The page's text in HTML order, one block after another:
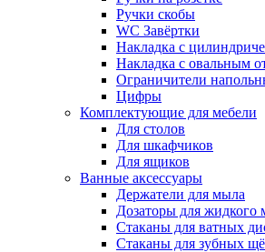
Ручки скобы
WC Завёртки
Накладка с
Накладка с овальным
Ограничители
Цифры
Комплектующие для мебели
Для столов
Для шкафчиков
Для ящиков
Ванные аксессуары
Держатели для мыла
Дозаторы для жидкого
Стаканы для ватных
Стаканы для зубных